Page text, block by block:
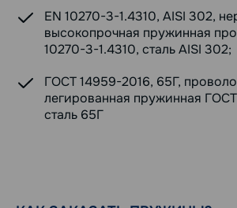
EN 10270-3-1.4310, AISI 302,
высокопрочная пружинная
10270-3-1.4310, сталь AISI 302;
ГОСТ 14959-2016, 65Г,
легированная пружинная
сталь 65Г